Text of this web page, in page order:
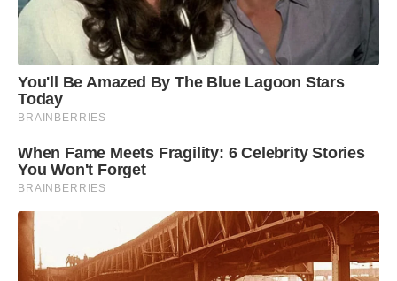
You'll Be Amazed By The Blue Lagoon Stars
Today
BRAINBERRIES
When Fame Meets Fragility: 6 Celebrity Stories
You Won't Forget
BRAINBERRIES